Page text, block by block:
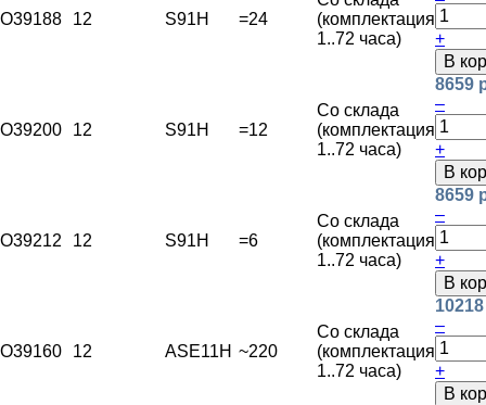
O39188 12 S91H =24
(комплектация
1..72 часа)
+
В
O39200 12 S91H =12
Со склада
(комплектация
1..72 часа)
8659
–
+
В
O39212 12 S91H =6
Со склада
(комплектация
1..72 часа)
8659
–
+
В
O39160 12 ASE11H ~220
Со склада
(комплектация
1..72 часа)
–
+
В